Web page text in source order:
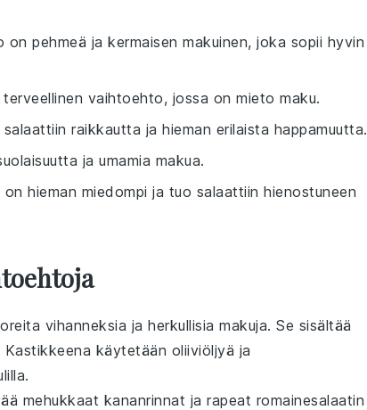
on pehmeä ja kermaisen makuinen, joka sopii hyvin
vaihtoehto, jossa on mieto maku.
salaattiin raikkautta ja hieman erilaista happamuutta.
ja umamia makua.
on hieman miedompi ja tuo salaattiin hienostuneen
vihanneksia ja herkullisia makuja. Se sisältää
Kastikkeena käytetään oliiviöljyä ja
.
mehukkaat kananrinnat ja rapeat romainesalaatin